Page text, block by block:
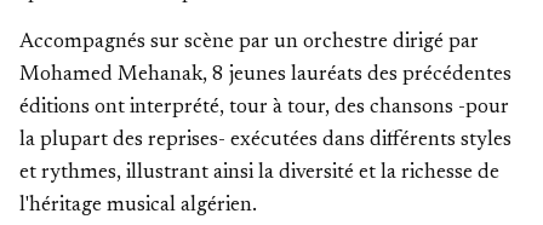
Accompagnés sur scène par un orchestre dirigé par
Mohamed Mehanak, 8 jeunes lauréats des précédentes
éditions ont interprété, tour à tour, des chansons -pour
la plupart des reprises- exécutées dans différents styles
et rythmes, illustrant ainsi la diversité et la richesse de
l'héritage musical algérien.